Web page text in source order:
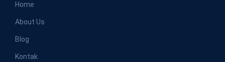
Home
About Us
Blog
Kontak